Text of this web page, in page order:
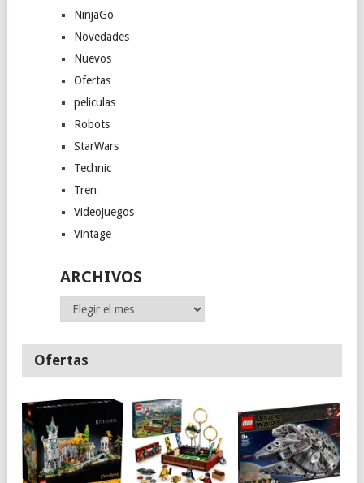
NinjaGo
Novedades
Nuevos
Ofertas
peliculas
Robots
StarWars
Technic
Tren
Videojuegos
Vintage
ARCHIVOS
Archivos
Ofertas